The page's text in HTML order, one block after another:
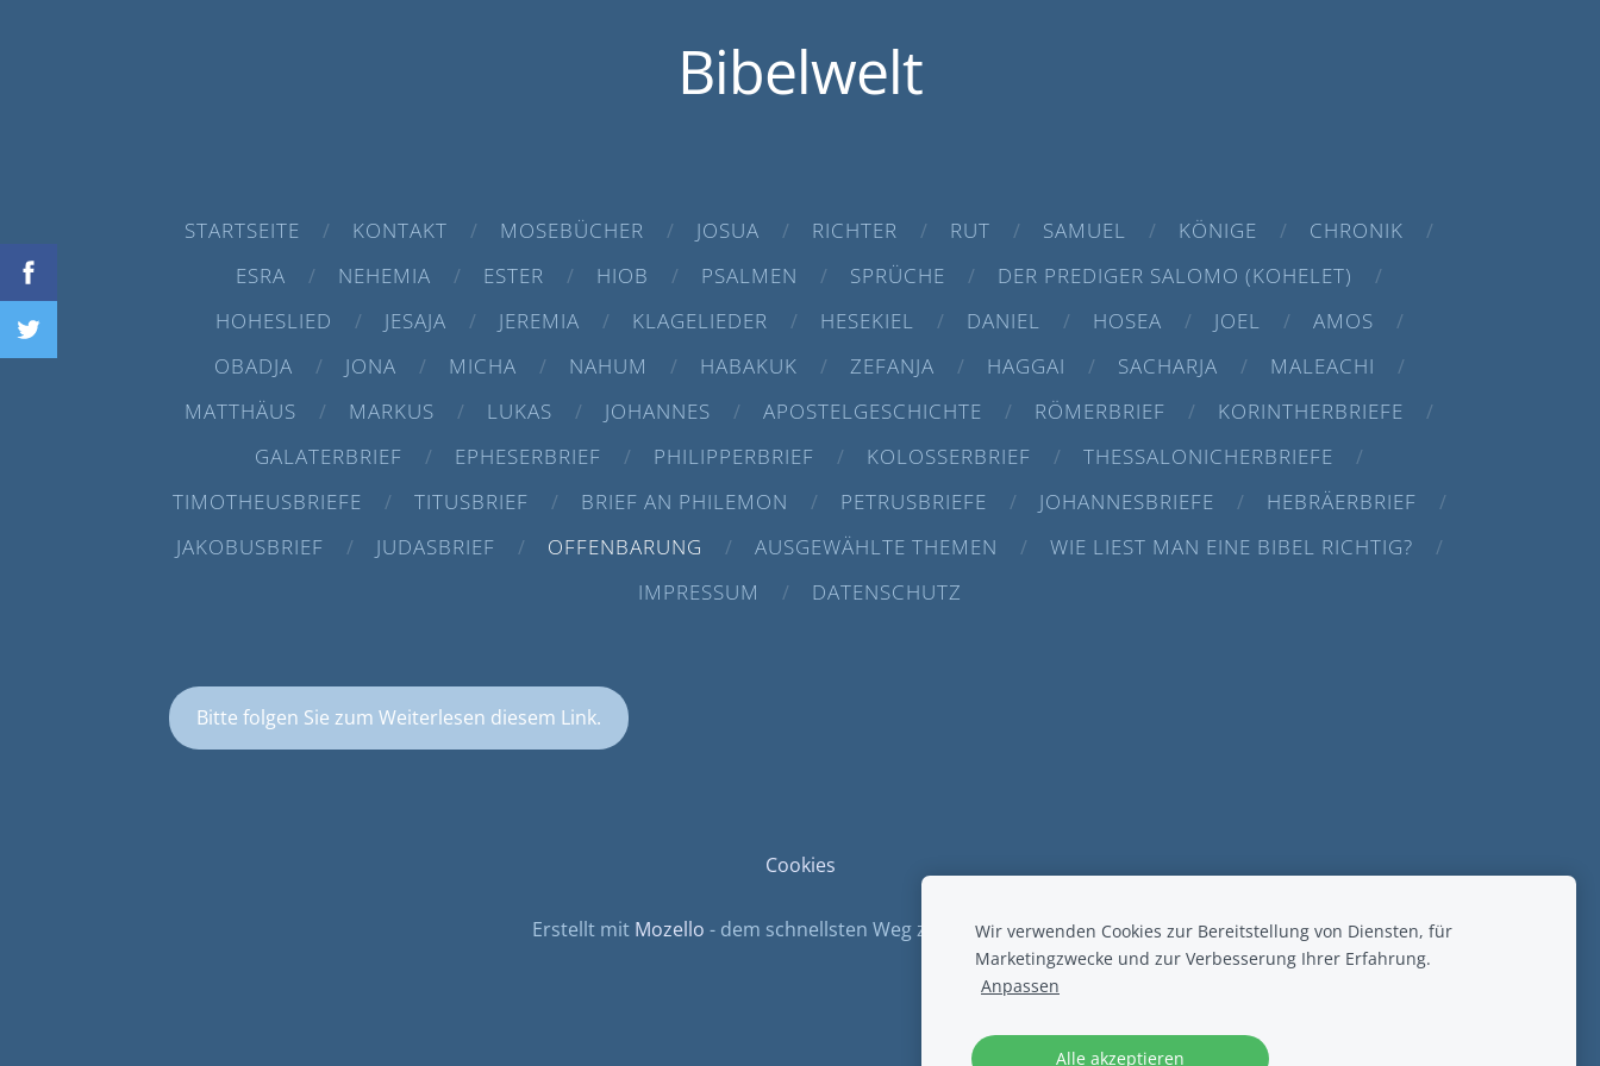
Bibelwelt
STARTSEITE KONTAKT MOSEBÜCHER JOSUA RICHTER RUT SAMUEL KÖNIGE
CHRONIK
ESRA
NEHEMIA ESTER HIOB PSALMEN SPRÜCHE
DER PREDIGER SALOMO (KOHELET)
HOHESLIED
JESAJA JEREMIA KLAGELIEDER HESEKIEL DANIEL HOSEA JOEL
AMOS
OBADJA
JONA MICHA NAHUM HABAKUK ZEFANJA HAGGAI SACHARJA
MALEACHI
MATTHÄUS
MARKUS LUKAS JOHANNES APOSTELGESCHICHTE RÖMERBRIEF
KORINTHERBRIEFE
GALATERBRIEF
EPHESERBRIEF PHILIPPERBRIEF KOLOSSERBRIEF
THESSALONICHERBRIEFE
TIMOTHEUSBRIEFE
TITUSBRIEF BRIEF AN PHILEMON PETRUSBRIEFE JOHANNESBRIEFE
HEBRÄERBRIEF
JAKOBUSBRIEF
JUDASBRIEF OFFENBARUNG AUSGEWÄHLTE THEMEN
WIE LIEST MAN EINE BIBEL RICHTIG?
IMPRESSUM
DATENSCHUTZ
Bitte folgen Sie zum Weiterlesen diesem Link.
Cookies
Erstellt mit Mozello - dem schnellsten Weg zu Ihrer Website.Wir verwenden Cookies zur Bereitstellung von Diensten, für
Marketingzwecke und zur Verbesserung Ihrer Erfahrung.
Anpassen
Alle akzeptieren